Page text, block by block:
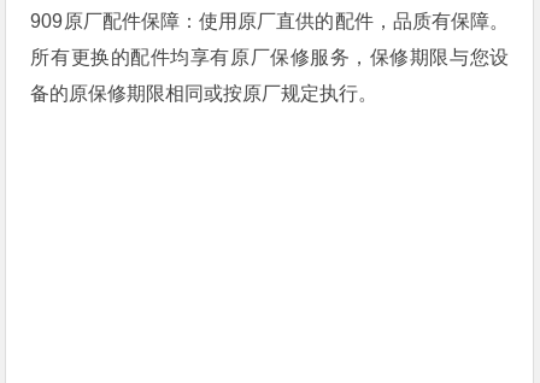
909原厂配件保障：使用原厂直供的配件，品质有保障。
所有更换的配件均享有原厂保修服务，保修期限与您设
备的原保修期限相同或按原厂规定执行。